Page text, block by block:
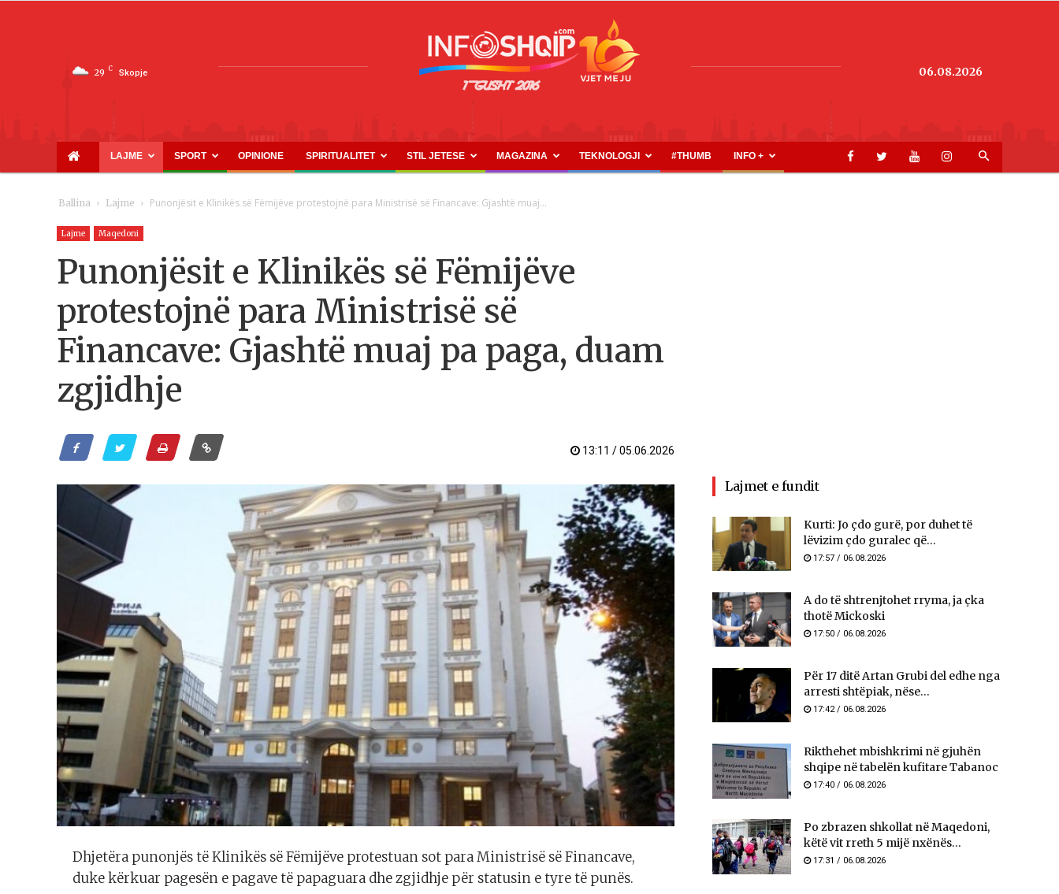
29 C Skopje
INFOSHQIP.COM
06.08.2026
LAJME SPORT OPINIONE SPIRITUALITET STIL JETESE MAGAZINA TEKNOLOGJI #THUMB INFO +
Ballina Lajme Punonjësit e Klinikës së Fëmijëve protestojnë para Ministrisë së Financave: Gjashtë muaj...
Lajme Maqedoni
Punonjësit e Klinikës së Fëmijëve
protestojnë para Ministrisë së
Financave: Gjashtë muaj pa paga, duam
zgjidhje
13:11 / 05.06.2026
Dhjetëra punonjës të Klinikës së Fëmijëve protestuan sot para Ministrisë së Financave,
duke kërkuar pagesën e pagave të papaguara dhe zgjidhje për statusin e tyre të punës.
Lajmet e fundit
Kurti: Jo çdo gurë, por duhet të
lëvizim çdo guralec që...
17:57 / 06.08.2026
A do të shtrenjtohet rryma, ja çka
thotë Mickoski
17:50 / 06.08.2026
Për 17 ditë Artan Grubi del edhe nga
arresti shtëpiak, nëse...
17:42 / 06.08.2026
Rikthehet mbishkrimi në gjuhën
shqipe në tabelën kufitare Tabanoc
17:40 / 06.08.2026
Po zbrazen shkollat në Maqedoni,
këtë vit rreth 5 mijë nxënës...
17:31 / 06.08.2026